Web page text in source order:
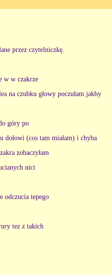
przez czytelniczkę.
w w czakrze
na czubku głowy poczułam jakby
góry po
dołowi (cos tam miałam) i chyba
zobaczyłam
nici
odczucia tepego
tez z takich